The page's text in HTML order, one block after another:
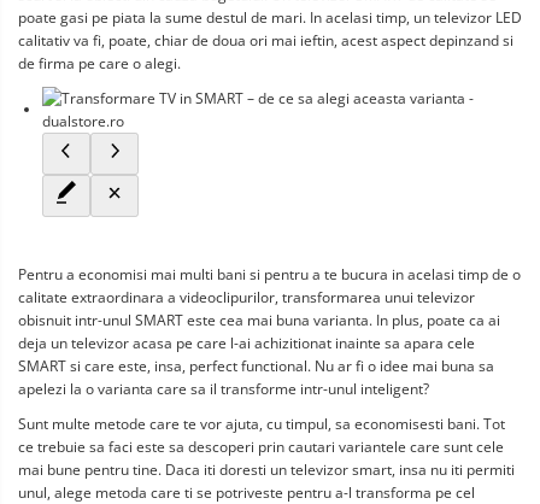
poate gasi pe piata la sume destul de mari. In acelasi timp, un televizor LED
calitativ va fi, poate, chiar de doua ori mai ieftin, acest aspect depinzand si
de firma pe care o alegi.
Pentru a economisi mai multi bani si pentru a te bucura in acelasi timp de o
calitate extraordinara a videoclipurilor, transformarea unui televizor
obisnuit intr-unul SMART este cea mai buna varianta. In plus, poate ca ai
deja un televizor acasa pe care l-ai achizitionat inainte sa apara cele
SMART si care este, insa, perfect functional. Nu ar fi o idee mai buna sa
apelezi la o varianta care sa il transforme intr-unul inteligent?
Sunt multe metode care te vor ajuta, cu timpul, sa economisesti bani. Tot
ce trebuie sa faci este sa descoperi prin cautari variantele care sunt cele
mai bune pentru tine. Daca iti doresti un televizor smart, insa nu iti permiti
unul, alege metoda care ti se potriveste pentru a-l transforma pe cel